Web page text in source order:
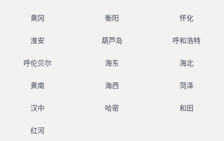
黄冈 衡阳 怀化
淮安 葫芦岛 呼和浩特
呼伦贝尔 海东 海北
黄南 海西 菏泽
汉中 哈密 和田
红河